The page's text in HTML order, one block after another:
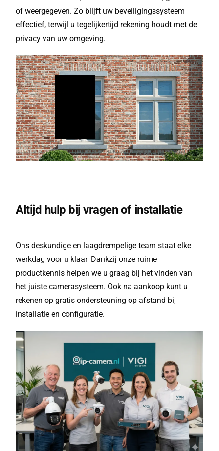
of weergegeven. Zo blijft uw beveiligingssysteem
effectief, terwijl u tegelijkertijd rekening houdt met de
privacy van uw omgeving.
Altijd hulp bij vragen of installatie
Ons deskundige en laagdrempelige team staat elke
werkdag voor u klaar. Dankzij onze ruime
productkennis helpen we u graag bij het vinden van
het juiste camerasysteem. Ook na aankoop kunt u
rekenen op gratis ondersteuning op afstand bij
installatie en configuratie.